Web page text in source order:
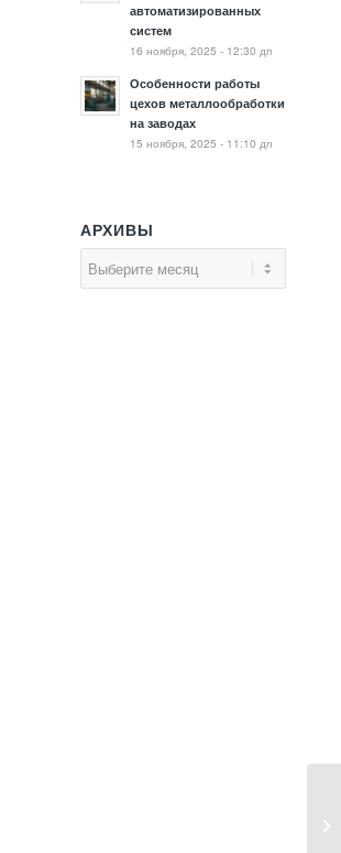
автоматизированных
систем
16 ноября, 2025 - 12:30 дп
Особенности работы
цехов металлообработки
на заводах
15 ноября, 2025 - 11:10 дп
АРХИВЫ